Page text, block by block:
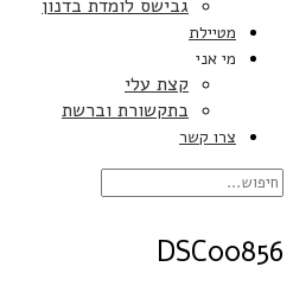
גבישס לומדת בדנון
מטיילת
מי אני
קצת עלי
בתקשורת וברשת
צרו קשר
DSC00856